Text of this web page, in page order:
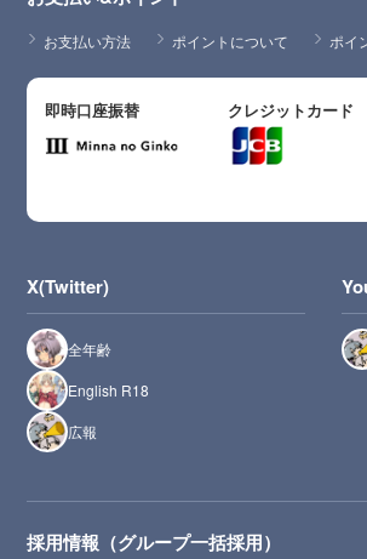
お支払い方法 ポイントについて ポイ
即時口座振替 クレジットカード
X(Twitter)
全年齢
English R18
広報
採用情報（グループ一括採用）